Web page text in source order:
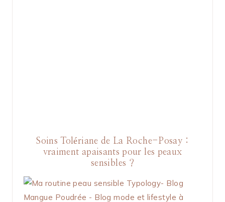
Soins Tolériane de La Roche-Posay :
vraiment apaisants pour les peaux
sensibles ?